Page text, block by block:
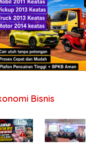
Bisnis